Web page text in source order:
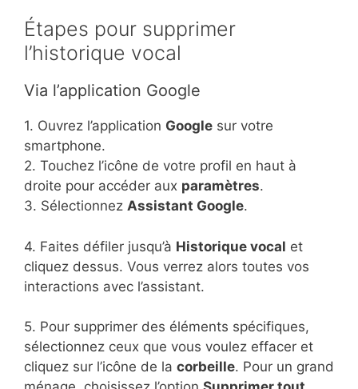
Étapes pour supprimer
l’historique vocal
Via l’application Google
1. Ouvrez l’application Google sur votre
smartphone.
2. Touchez l’icône de votre profil en haut à
droite pour accéder aux paramètres.
3. Sélectionnez Assistant Google.
4. Faites défiler jusqu’à Historique vocal et
cliquez dessus. Vous verrez alors toutes vos
interactions avec l’assistant.
5. Pour supprimer des éléments spécifiques,
sélectionnez ceux que vous voulez effacer et
cliquez sur l’icône de la corbeille. Pour un grand